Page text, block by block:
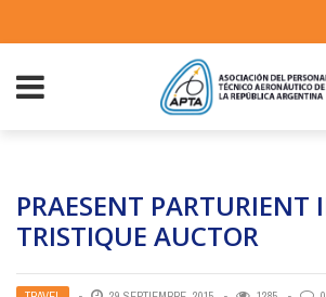
PRAESENT PARTURIENT
TRISTIQUE AUCTOR